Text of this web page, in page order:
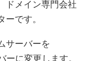
ドメイン専門会社
です。
サーバーを
に変更します。